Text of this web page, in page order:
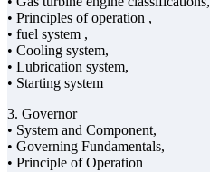
• Principles of operation ,
• fuel system ,
• Cooling system,
• Lubrication system,
• Starting system
3. Governor
• System and Component,
• Governing Fundamentals,
• Principle of Operation